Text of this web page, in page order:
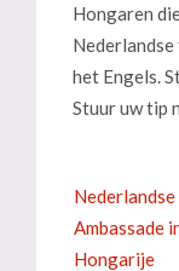
Hongaren
het Engels.
Stuur uw tip
Nederlandse
Ambassade
Hongarije